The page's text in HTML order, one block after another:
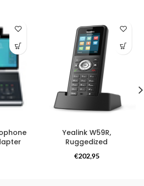
Yealink W59R,
Ruggedized
Headsets
€202,95